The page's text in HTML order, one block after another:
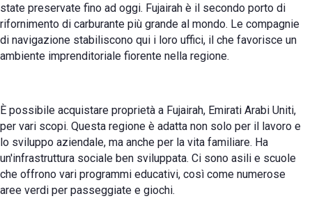
state preservate fino ad oggi. Fujairah è il secondo porto di
rifornimento di carburante più grande al mondo. Le compagnie
di navigazione stabiliscono qui i loro uffici, il che favorisce un
ambiente imprenditoriale fiorente nella regione.
È possibile acquistare proprietà a Fujairah, Emirati Arabi Uniti,
per vari scopi. Questa regione è adatta non solo per il lavoro e
lo sviluppo aziendale, ma anche per la vita familiare. Ha
un'infrastruttura sociale ben sviluppata. Ci sono asili e scuole
che offrono vari programmi educativi, così come numerose
aree verdi per passeggiate e giochi.